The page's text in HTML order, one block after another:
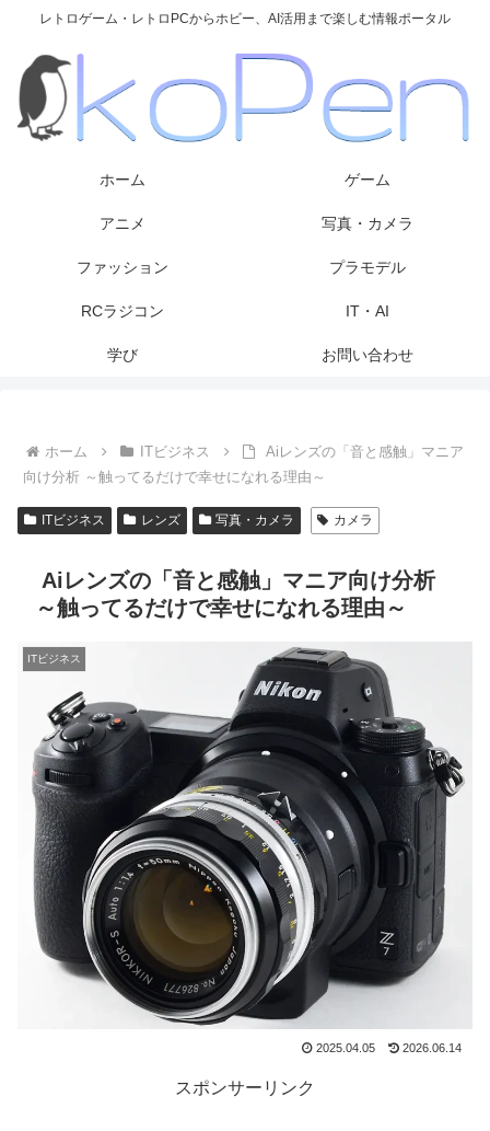
レトロゲーム・レトロPCからホビー、AI活用まで楽しむ情報ポータル
ホーム ゲーム
アニメ 写真・カメラ
ファッション プラモデル
RCラジコン IT・AI
学び お問い合わせ
ホーム ITビジネス
Aiレンズの「音と感触」マニア
向け分析 ～触ってるだけで幸せになれる理由～
ITビジネス レンズ 写真・カメラ カメラ
Aiレンズの「音と感触」マニア向け分析
～触ってるだけで幸せになれる理由～
ITビジネス
2025.04.05 2026.06.14
スポンサーリンク